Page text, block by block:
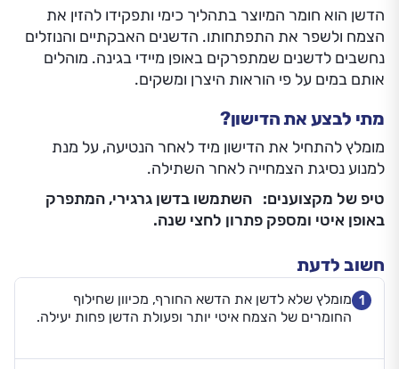
הדשן הוא חומר המיוצר בתהליך כימי ותפקידו להזין את
הצמח ולשפר את התפתחותו. הדשנים האבקתיים והנוזלים
נחשבים לדשנים שמתפרקים באופן מיידי בגינה. מוהלים
אותם במים על פי הוראות היצרן ומשקים.
מתי לבצע את הדישון?
מומלץ להתחיל את הדישון מיד לאחר הנטיעה, על מנת
למנוע נסיגת הצמחייה לאחר השתילה.
טיפ של מקצוענים: השתמשו בדשן גרגירי, המתפרק
באופן איטי ומספק פתרון לחצי שנה.
חשוב לדעת
1 מומלץ שלא לדשן את הדשא החורף, מכיוון שחילוף
החומרים של הצמח איטי יותר ופעולת הדשן פחות יעילה.